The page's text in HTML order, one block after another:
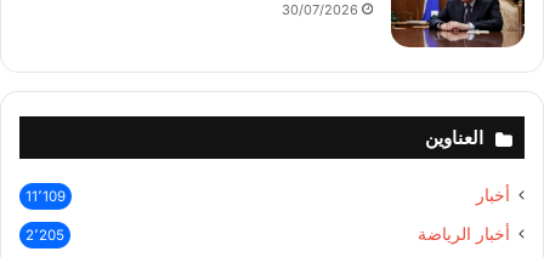
30/07/2026
العناوين
أخبار 11٬109
أخبار الرياضة 2٬205